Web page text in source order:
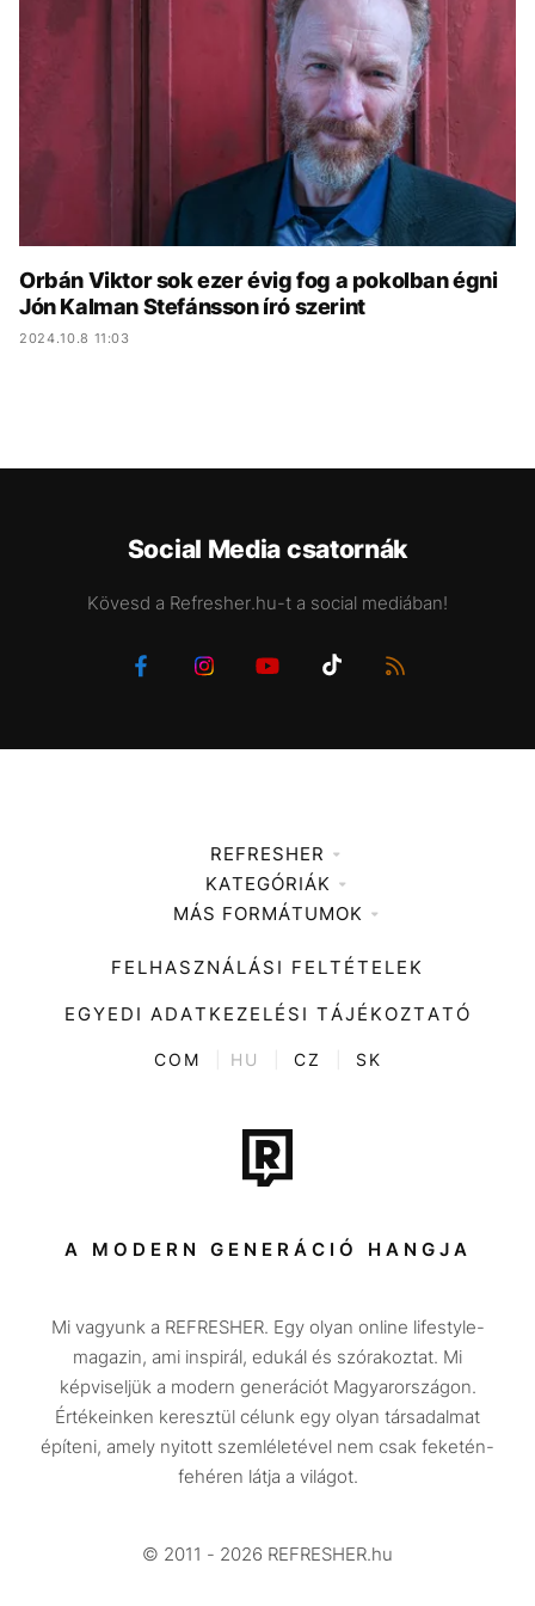
UTAZÁS
DESIGN
BESZÉLGETÉSEK ARCOK
VIDEÓ TÖRTÉNETEK
Orbán Viktor sok ezer évig fog a pokolban égni
Jón Kalman Stefánsson író szerint
2024.10.8 11:03
Social Media csatornák
Kövesd a Refresher.hu-t a social mediában!
REFRESHER
Médiaajánlat
KATEGÓRIÁK
Zene
Divat
Kultúra
ENTR
Tech-Tudomány
Sport
Társadalom
Utazás
Életmód
Design
Beszélgetések
Videó
MÁS FORMÁTUMOK
FELHASZNÁLÁSI FELTÉTELEK
EGYEDI ADATKEZELÉSI TÁJÉKOZTATÓ
COM HU CZ SK
A MODERN GENERÁCIÓ HANGJA
Mi vagyunk a REFRESHER. Egy olyan online lifestyle-
magazin, ami inspirál, edukál és szórakoztat. Mi
képviseljük a modern generációt Magyarországon.
Értékeinken keresztül célunk egy olyan társadalmat
építeni, amely nyitott szemléletével nem csak feketén-
fehéren látja a világot.
© 2011 - 2026 REFRESHER.hu